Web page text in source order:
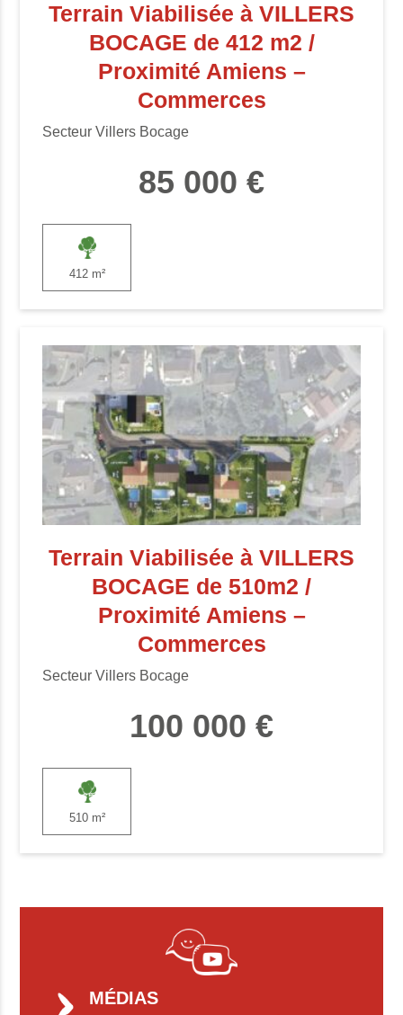
Terrain Viabilisée à VILLERS
BOCAGE de 412 m2 /
Proximité Amiens –
Commerces
Secteur Villers Bocage
85 000 €
412 m²
Terrain Viabilisée à VILLERS
BOCAGE de 510m2 /
Proximité Amiens –
Commerces
Secteur Villers Bocage
100 000 €
510 m²
MÉDIAS